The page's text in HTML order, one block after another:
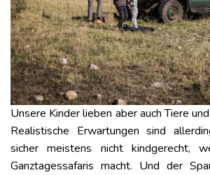
Unsere Kinder lieben aber auch Tiere
Realistische Erwartungen sind
sicher meistens nicht kindgerecht,
Ganztagessafaris macht. Und der